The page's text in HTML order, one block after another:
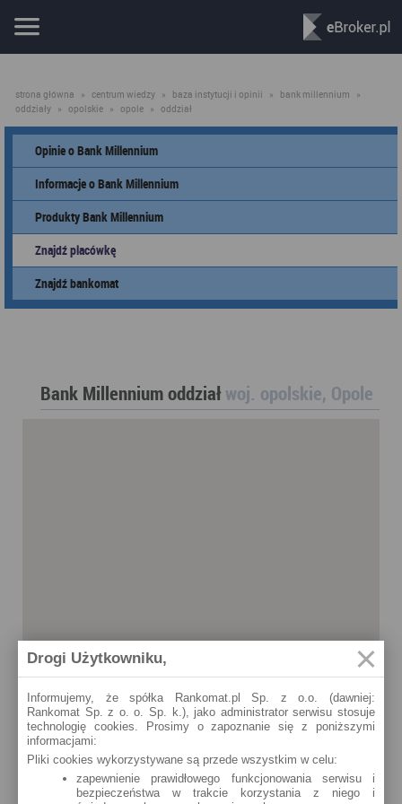
strona główna » centrum wiedzy » baza instytucji i opinii » bank millennium
»
oddziały » opolskie » opole » oddział
Opinie o Bank Millennium
Informacje o Bank Millennium
Produkty Bank Millennium
Znajdź placówkę
Znajdź bankomat
Bank Millennium oddziałwoj. opolskie, Opole
Drogi Użytkowniku,
Informujemy, że spółka Rankomat.pl Sp. z o.o. (dawniej:
Rankomat Sp. z o. o. Sp. k.), jako administrator serwisu stosuje
technologię cookies. Prosimy o zapoznanie się z poniższymi
informacjami:
Pliki cookies wykorzystywane są przede wszystkim w celu:
zapewnienie prawidłowego funkcjonowania serwisu i
bezpieczeństwa w trakcie korzystania z niego i